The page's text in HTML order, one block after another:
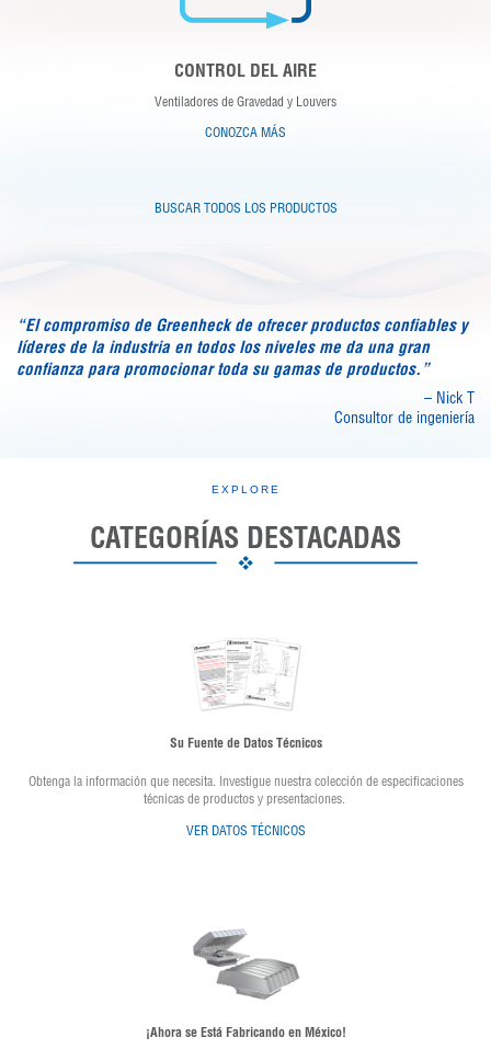
CONTROL DEL AIRE
Ventiladores de Gravedad y Louvers
CONOZCA MÁS
BUSCAR TODOS LOS PRODUCTOS
“El compromiso de Greenheck de ofrecer productos confiables y
líderes de la industria en todos los niveles me da una gran
confianza para promocionar toda su gamas de productos.”
– Nick T
Consultor de ingeniería
EXPLORE
CATEGORÍAS DESTACADAS
Su Fuente de Datos Técnicos
Obtenga la información que necesita. Investigue nuestra colección de especificaciones
técnicas de productos y presentaciones.
VER DATOS TÉCNICOS
¡Ahora se Está Fabricando en México!